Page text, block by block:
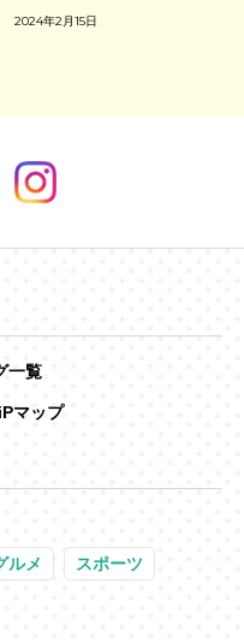
2024年2月15日
一覧
マップ
ルメ スポーツ